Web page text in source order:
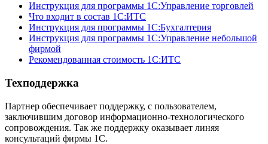
Инструкция для программы 1С:Управление торговлей
Что входит в состав 1С:ИТС
Инструкция для программы 1С:Бухгалтерия
Инструкция для программы 1С:Управление небольшой
фирмой
Рекомендованная стоимость 1С:ИТС
Техподдержка
Партнер обеспечивает поддержку, с пользователем,
заключившим договор информационно-технологического
сопровождения. Так же поддержку оказывает линяя
консультаций фирмы 1С.